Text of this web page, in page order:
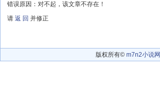
错误原因：对不起，该文章不存在！
请 返 回 并修正
版权所有© m7n2小说网